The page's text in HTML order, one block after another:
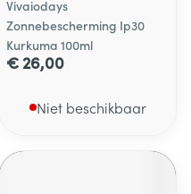
Vivaiodays
Zonnebescherming Ip30
Kurkuma 100ml
€ 26,00
Niet beschikbaar